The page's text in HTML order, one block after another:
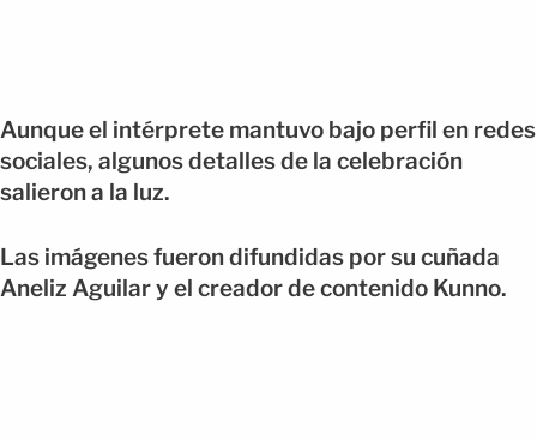
Aunque el intérprete mantuvo bajo perfil en redes
sociales, algunos detalles de la celebración
salieron a la luz.
Las imágenes fueron difundidas por su cuñada
Aneliz Aguilar y el creador de contenido Kunno.